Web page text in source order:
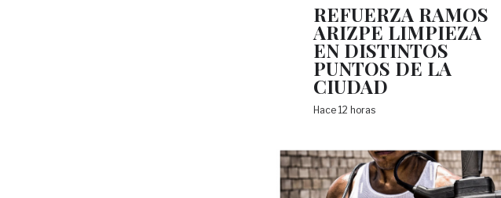
REFUERZA RAMOS
ARIZPE LIMPIEZA
EN DISTINTOS
PUNTOS DE LA
CIUDAD
Hace 12 horas